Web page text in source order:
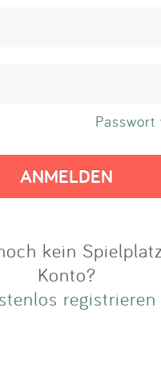
Passwort
kein
Konto?
registrieren